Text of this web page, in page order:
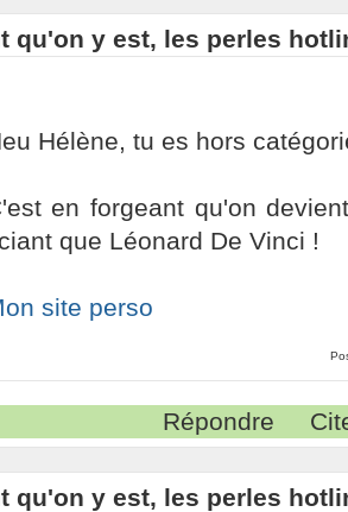
qu'on y est, les perles
Hélène, tu es hors
en forgeant qu'on
que Léonard De Vinci !
site perso
Répondre
qu'on y est, les perles